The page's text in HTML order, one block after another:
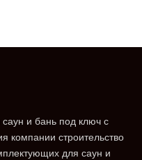
и бань под ключ с
компании строительство
для саун и